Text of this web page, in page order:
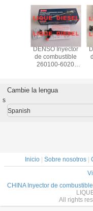
0890
0890
DENSO Inyector
de combustible
260100-6020
2950500810
23670-0L110
23670-09380
Cambie la lengua
s
Spanish
Inicio| Sobre nosotros|
CHINA Inyector de
All rights